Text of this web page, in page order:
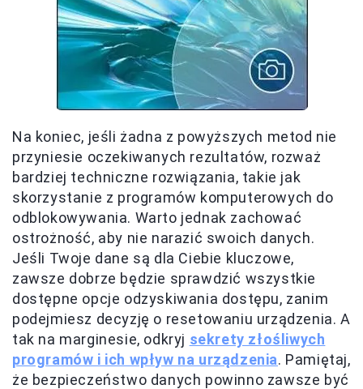
Na koniec, jeśli żadna z powyższych metod nie
przyniesie oczekiwanych rezultatów, rozważ
bardziej techniczne rozwiązania, takie jak
skorzystanie z programów komputerowych do
odblokowywania. Warto jednak zachować
ostrożność, aby nie narazić swoich danych.
Jeśli Twoje dane są dla Ciebie kluczowe,
zawsze dobrze będzie sprawdzić wszystkie
dostępne opcje odzyskiwania dostępu, zanim
podejmiesz decyzję o resetowaniu urządzenia. A
tak na marginesie, odkryj sekrety złośliwych
programów i ich wpływ na urządzenia. Pamiętaj,
że bezpieczeństwo danych powinno zawsze być